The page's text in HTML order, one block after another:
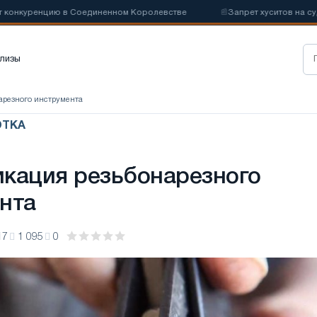
в Соединенном Королевстве Запрет хуситов на
инструмента
резьбонарезного
1 095 0